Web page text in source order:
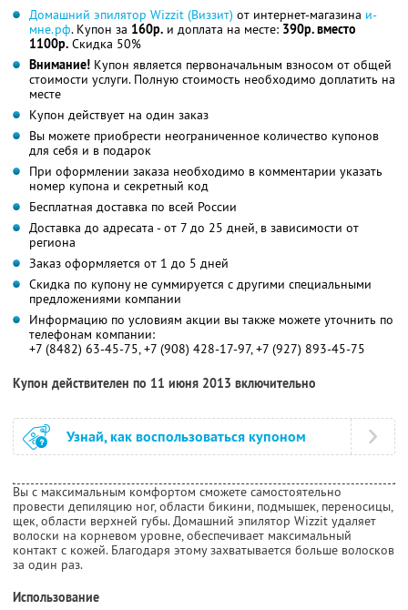
Домашний эпилятор Wizzit (Виззит) от интернет-магазина и-
мне.рф. Купон за 160р. и доплата на месте: 390р. вместо
1100р. Скидка 50%
Внимание! Купон является первоначальным взносом от общей
стоимости услуги. Полную стоимость необходимо доплатить на
месте
Купон действует на один заказ
Вы можете приобрести неограниченное количество купонов
для себя и в подарок
При оформлении заказа необходимо в комментарии указать
номер купона и секретный код
Бесплатная доставка по всей России
Доставка до адресата - от 7 до 25 дней, в зависимости от
региона
Заказ оформляется от 1 до 5 дней
Скидка по купону не суммируется с другими специальными
предложениями компании
Информацию по условиям акции вы также можете уточнить по
телефонам компании:
+7 (8482) 63-45-75, +7 (908) 428-17-97, +7 (927) 893-45-75
Купон действителен по 11 июня 2013 включительно
Узнай, как воспользоваться купоном
Вы с максимальным комфортом сможете самостоятельно
провести депиляцию ног, области бикини, подмышек, переносицы,
щек, области верхней губы. Домашний эпилятор Wizzit удаляет
волоски на корневом уровне, обеспечивает максимальный
контакт с кожей. Благодаря этому захватывается больше волосков
за один раз.
Использование